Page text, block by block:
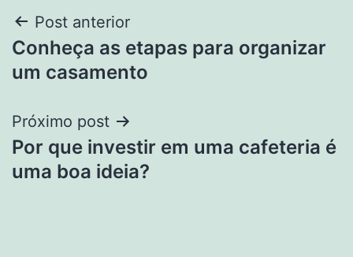
Navegação
de
Post anterior
Conheça as etapas para organizar
um casamento
Próximo post
Por que investir em uma cafeteria é
uma boa ideia?